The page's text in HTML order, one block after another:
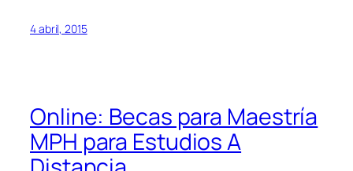
4 abril, 2015
Online: Becas para Maestría
MPH para Estudios A